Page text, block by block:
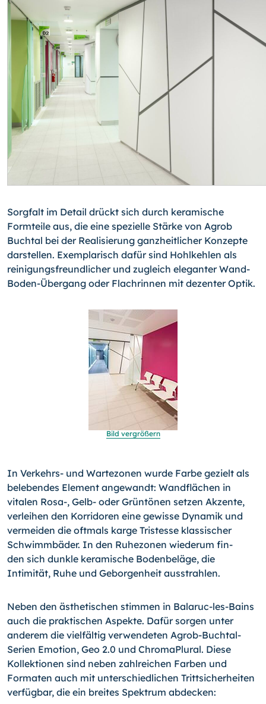
Sorgfalt im Detail drückt sich durch keramische
Formteile aus, die eine spezielle Stär­ke von Agrob
Buchtal bei der Realisierung ganzheitlicher Konzepte
darstellen. Exem­plarisch dafür sind Hohlkehlen als
reinigungsfreundlicher und zugleich eleganter Wand-
Boden-Übergang oder Flachrinnen mit dezenter Optik.
Bild vergrößern
In Verkehrs- und Wartezonen wurde Farbe gezielt als
beleben­des Element angewandt: Wandflächen in
vitalen Rosa-, Gelb- oder Grüntönen setzen Akzente,
verleihen den Korridoren eine gewisse Dynamik und
vermeiden die oftmals karge Tristesse klassischer
Schwimmbäder. In den Ruhezonen wiederum fin­
den sich dunkle keramische Bodenbeläge, die
Intimität, Ruhe und Geborgenheit ausstrahlen.
Neben den ästhetischen stimmen in Balaruc-les-Bains
auch die praktischen Aspekte. Dafür sorgen unter
anderem die viel­fältig verwendeten Agrob-Buchtal-
Serien Emotion, Geo 2.0 und ChromaPlural. Diese
Kollektionen sind neben zahlreichen Farben und
Formaten auch mit unterschiedlichen Trittsicherheiten
verfügbar, die ein breites Spektrum abdecken: